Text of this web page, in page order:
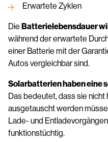
Erwartete Zyklen
Die Batterielebensdauer
während der erwartete
einer Batterie mit der
Autos vergleichbar sind.
Solarbatterien haben eine
Das bedeutet, dass sie
ausgetauscht werden
Lade- und
funktionstüchtig.